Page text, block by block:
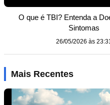
O que é TBI? Entenda a
Sintomas
26/05/2026 às
Mais Recentes